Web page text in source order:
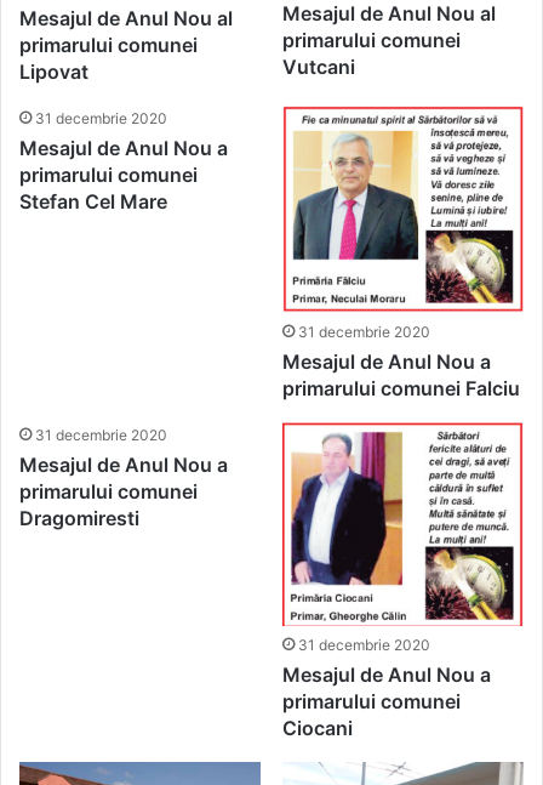
Mesajul de Anul Nou al
primarului comunei
Lipovat
Mesajul de Anul Nou al
primarului comunei
Vutcani
31 decembrie 2020
Mesajul de Anul Nou a
primarului comunei
Stefan Cel Mare
31 decembrie 2020
Mesajul de Anul Nou a
primarului comunei Falciu
31 decembrie 2020
Mesajul de Anul Nou a
primarului comunei
Dragomiresti
31 decembrie 2020
Mesajul de Anul Nou a
primarului comunei
Ciocani